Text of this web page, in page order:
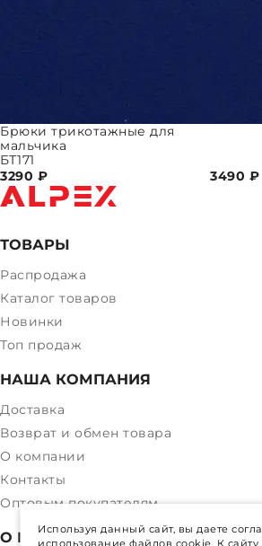
Брюки трикотажные для
мальчика
БТ171
3290 ₽ 3490 ₽
ТОВАРЫ
Распродажа
Каталог товаров
Новинки
Топ продаж
НАША КОМПАНИЯ
Доставка
Возврат и обмен товара
О компании
Контакты
Оптовым покупателям
О МАГАЗИНЕ
Используя данный сайт, вы даете
использование файлов cookie. К